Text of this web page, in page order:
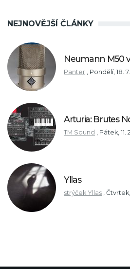
NEJNOVĚJŠÍ ČLÁNKY
Neumann M50
Panter , Pondělí, 18.
Arturia: Brutes
TM Sound , Pátek, 11.
Yllas
strýček Yllas , Čtvrtek,